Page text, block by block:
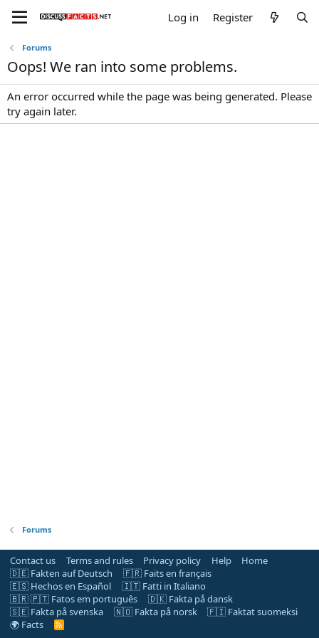
Log in Register
Forums
Oops! We ran into some problems.
An error occurred while the page was being generated. Please
try again later.
Forums
Contact us Terms and rules Privacy policy Help
Home
🇩🇪 Fakten auf Deutsch
🇫🇷 Faits en français
🇪🇸 Hechos en Español
🇮🇹 Fatti in Italiano
🇧🇷 🇵🇹 Fatos em português
🇩🇰 Fakta på dansk
🇸🇪 Fakta på svenska
🇳🇴 Fakta på norsk
🇫🇮 Faktat suomeksi
🌍 Facts
R